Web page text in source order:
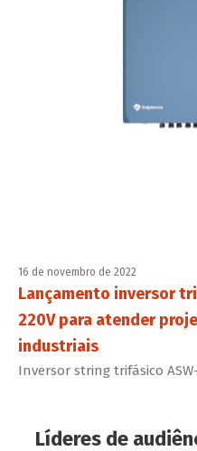
16 de novembro de 2022
Lançamento inversor
220V para atender
industriais
Inversor string trifásico
Líderes de